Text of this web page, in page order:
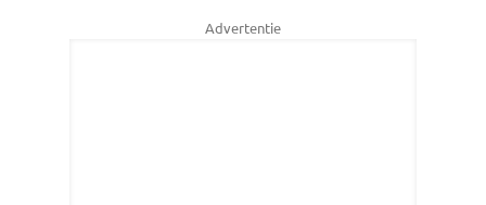
Advertentie